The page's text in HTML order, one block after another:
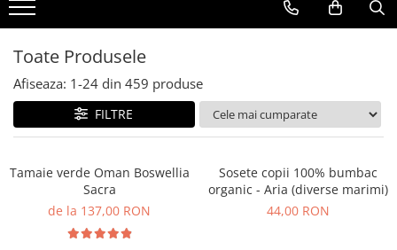
Sepci
Imbracaminte
Cadouri copii si bebelusi
Imbracaminte Copii
Sosete Copii
Accesorii Copii
Igiena si Ingrijire Copii
Carti Copii
Produse adulti
Toate Produsele
Afiseaza: 1-24 din 459 produse
FILTRE
Tamaie verde Oman Boswellia
Sacra
de la 137,00 RON
Sosete copii 100% bumbac
organic - Aria (diverse marimi)
44,00 RON